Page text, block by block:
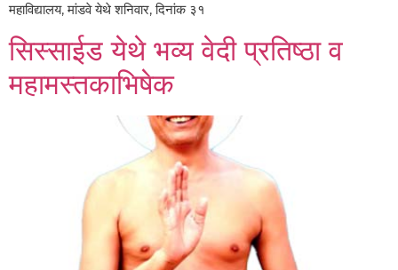
महाविद्यालय, मांडवे येथे शनिवार, दिनांक ३१
सिस्साईड येथे भव्य वेदी प्रतिष्ठा व
महामस्तकाभिषेक